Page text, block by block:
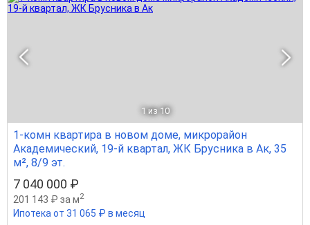
1 из 10
1-комн квартира в новом доме, микрорайон
Академический, 19-й квартал, ЖК Брусника в Ак, 35
м², 8/9 эт.
7 040 000 ₽
201 143 ₽ за м2
Ипотека от 31 065 ₽ в месяц